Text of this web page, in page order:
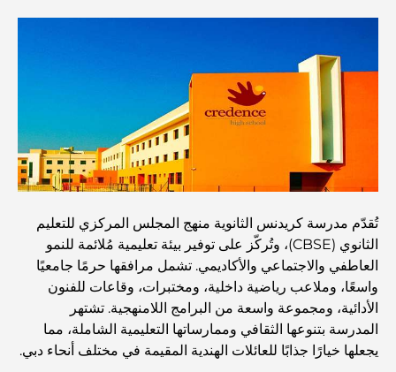
أغلى ماركات البدلات التي تُعرّف مفهوم الخياطة الفاخرة
مطاعم شاطئ J1: وجهة دبي الجديدة لتناول الطعام الفاخر
أغلى ساعات رولكس التي بيعت على الإطلاق
حضانة أطفال في دبي هيلز: دليل للآباء
أفضل المقاهي في وسط مدينة دبي: دليل شامل لعشاق القهوة
أغلى سيارات مرسيدس التي تم تصنيعها على الإطلاق
تُقدّم مدرسة كريدنس الثانوية منهج المجلس المركزي للتعليم
الثانوي (CBSE)، وتُركّز على توفير بيئة تعليمية مُلائمة للنمو
العاطفي والاجتماعي والأكاديمي. تشمل مرافقها حرمًا جامعيًا
واسعًا، وملاعب رياضية داخلية، ومختبرات، وقاعات للفنون
الأدائية، ومجموعة واسعة من البرامج اللامنهجية. تشتهر
المدرسة بتنوعها الثقافي وممارساتها التعليمية الشاملة، مما
يجعلها خيارًا جذابًا للعائلات الهندية المقيمة في مختلف أنحاء دبي.